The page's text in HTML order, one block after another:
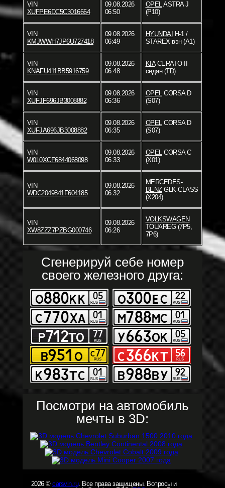
VIN
XUFPE6DC5C3016664
09.08.2026
06:50
OPELASTRA J
(P10)
VIN
KMJWWH7JP6U727418
09.08.2026
06:49
HYUNDAI H-1 /
STAREX вэн (A1)
VIN
KNAFU411BB5916759
09.08.2026
06:48
KIACERATO II
седан (TD)
VIN
XUFJF696JB3008882
09.08.2026
06:36
OPELCORSA D
(S07)
VIN
XUFJA696JB3008882
09.08.2026
06:35
OPELCORSA D
(S07)
VIN
W0L0XCF6844068098
09.08.2026
06:33
OPELCORSA C
(X01)
VIN
WDC2049841F604185
09.08.2026
06:32
MERCEDES-
BENZGLK-CLASS
(X204)
VIN
XW8ZZZ7PZBG000746
09.08.2026
06:26
VOLKSWAGEN
TOUAREG (7P5,
7P6)
Сгенерируй себе номер
своего железного друга:
Посмотри на автомобиль
мечты в 3D:
2026 © carsvin.ru. Все права защищены. Вопросы и